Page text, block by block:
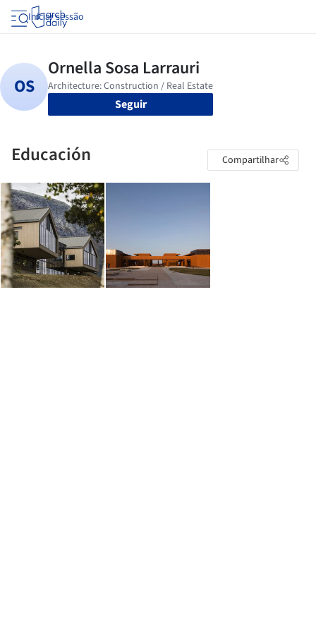
Iniciar sessão
Seguir
Educación Compartilhar